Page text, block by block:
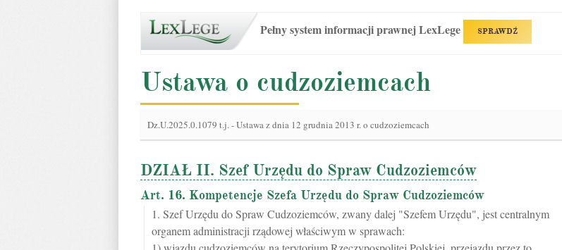
Pełny system informacji prawnej LexLege SPRAWDŹ
Ustawa o cudzoziemcach
Dz.U.2025.0.1079 t.j.-Ustawa z dnia 12 grudnia 2013 r. o cudzoziemcach
DZIAŁ II. Szef Urzędu do Spraw Cudzoziemców
Art. 16. Kompetencje Szefa Urzędu do Spraw Cudzoziemców
1. Szef Urzędu do Spraw Cudzoziemców, zwany dalej "Szefem Urzędu", jest centralnym
organem administracji rządowej właściwym w sprawach: